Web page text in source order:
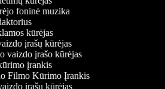
foninė muzika
kūrėjas
įrašų kūrėjas
vaizdo įrašo kūrėjas
įrankis
Filmo Kūrimo Įrankis
įrašų kūrėjas